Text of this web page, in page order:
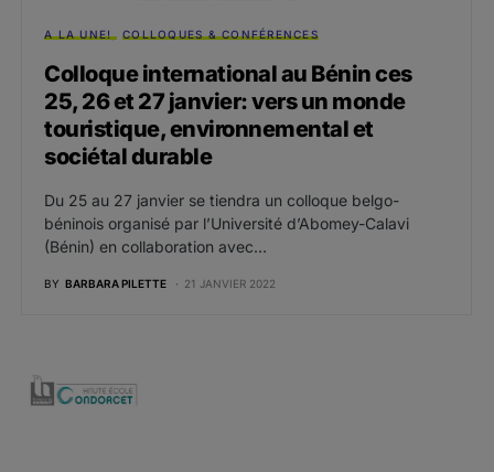
A LA UNE! COLLOQUES & CONFÉRENCES
Colloque international au Bénin ces
25, 26 et 27 janvier: vers un monde
touristique, environnemental et
sociétal durable
Du 25 au 27 janvier se tiendra un colloque belgo-
béninois organisé par l’Université d’Abomey-Calavi
(Bénin) en collaboration avec…
BY BARBARA PILETTE 21 JANVIER 2022